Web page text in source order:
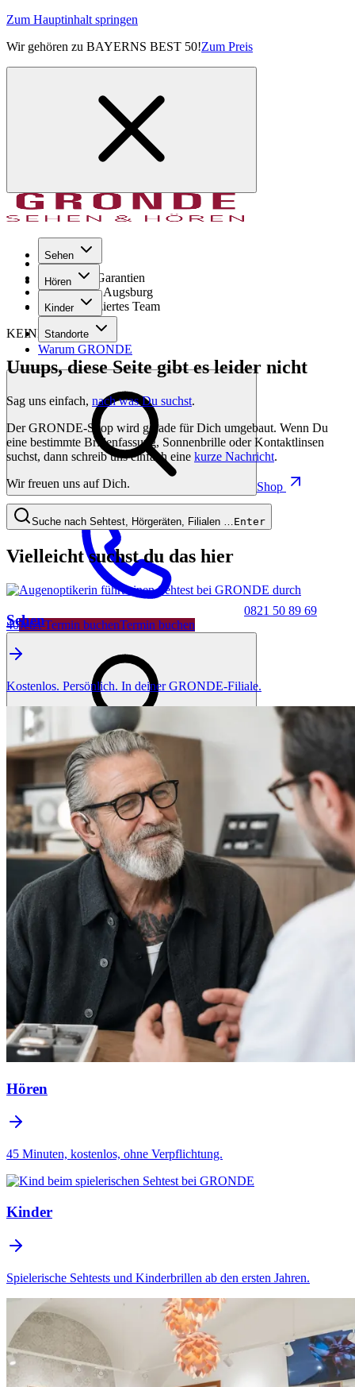
Zum Hauptinhalt springen
Wir gehören zu BAYERNS BEST 50!Zum Preis
Sehen
Hören
Kinder
Standorte
Warum GRONDE
Shop
0821 50 89 69
40Jetzt Termin buchenTermin buchen
Seit 1971
GRONDE Garantien
8× im Raum Augsburg
Hochqualifiziertes Team
KEINE SORGE!
Uuups, diese Seite gibt es leider nicht
Sag uns einfach, nach was Du suchst.
Der GRONDE-Shop wird gerade für Dich umgebaut. Wenn Du
eine bestimmte Brillenfassung, Sonnenbrille oder Kontaktlinsen
suchst, dann schreib uns einfach eine kurze Nachricht.
Wir freuen uns auf Dich.
Suche nach Sehtest, Hörgeräten, Filialen … Enter
Vielleicht suchst du das hier
Sehen
Kostenlos. Persönlich. In deiner GRONDE-Filiale.
Hören
45 Minuten, kostenlos, ohne Verpflichtung.
Kinder
Spielerische Sehtests und Kinderbrillen ab den ersten Jahren.